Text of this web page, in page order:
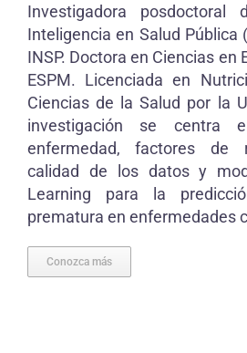
Investigadora
Inteligencia en Salud Pública
INSP. Doctora en Ciencias en
ESPM. Licenciada en
Ciencias de la Salud por la
investigación se centra
enfermedad, factores de
calidad de los datos y
Learning para la
prematura en enfermedades
Conozca más